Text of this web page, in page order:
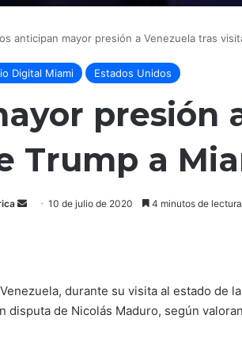
anticipan mayor presión a Venezuela tras
Digital Miami Estados Unidos
presión
Trump a
S
n
e
10 de julio de 2020 4 minutos de lectura
durante su visita al estado de
de Nicolás Maduro, según